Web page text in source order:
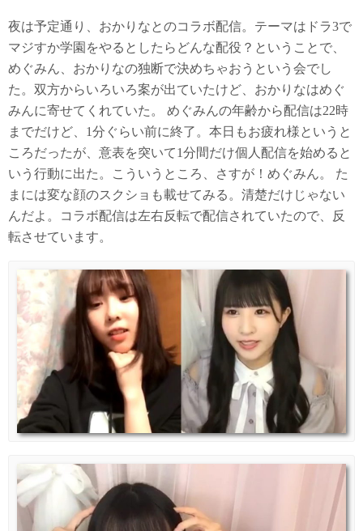
夜は予定通り、おかりなとのコラボ配信。テーマはドラ3で
マジすか学園をやるとしたらどんな配役？ということで、
めぐみん、おかりなの独断で決めちゃおうという会でし
た。双方からいろいろ案が出ていたけど、おかりなはめぐ
みんに寄せてくれていた。 めぐみんの年齢から配信は22時
までだけど、1分ぐらい前に終了。本日もお疲れ様というと
ころだったが、意表を突いて1分間だけ個人配信を始めると
いう行動に出た。こういうところ、さすが！めぐみん。 た
まには変な顔のスクショも載せてみる。清楚だけじゃない
んだよ。コラボ配信は左右反転で配信されていたので、反
転させています。